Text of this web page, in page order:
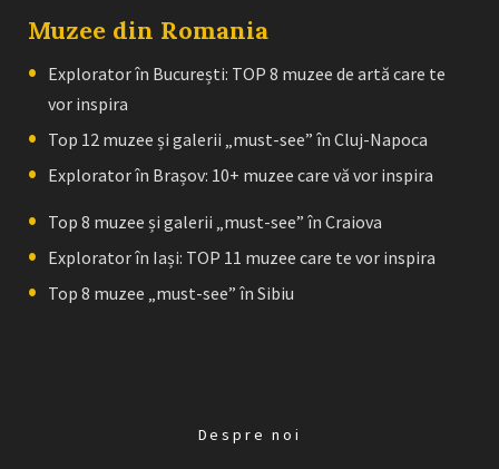
Muzee din Romania
Explorator în București: TOP 8 muzee de artă care te
vor inspira
Top 12 muzee și galerii „must-see” în Cluj-Napoca
Explorator în Brașov: 10+ muzee care vă vor inspira
Top 8 muzee și galerii „must-see” în Craiova
Explorator în Iași: TOP 11 muzee care te vor inspira
Top 8 muzee „must-see” în Sibiu
Despre noi